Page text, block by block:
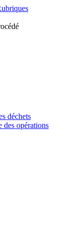
déchets
des opérations